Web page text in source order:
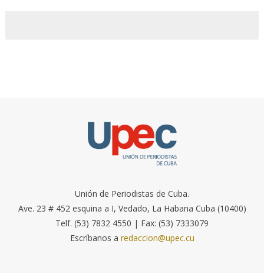
Unión de Periodistas de Cuba.
Ave. 23 # 452 esquina a I, Vedado, La Habana Cuba (10400)
Telf. (53) 7832 4550 | Fax: (53) 7333079
Escríbanos a redaccion@upec.cu